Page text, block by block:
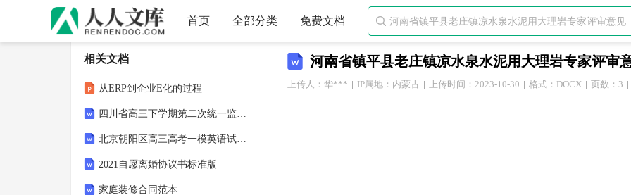
首页 全部分类 免费文档 
河南省镇平县老庄镇凉水泉水泥用大理岩专家评审
上传人：华*** IP属地：内蒙古 上传时间：2023-10-30 格式：DOCX 页数：3
相关文档
从ERP到企业E化的过程
四川省高三下学期第二次统一监测数学（理科）试题含答案
北京朝阳区高三高考一模英语试题及答案
2021自愿离婚协议书标准版
家庭装修合同范本